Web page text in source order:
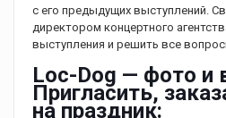
с его предыдущих выступлений.
директором концертного
выступления и решить все
Loc-Dog — фото и
Пригласить,
на праздник: